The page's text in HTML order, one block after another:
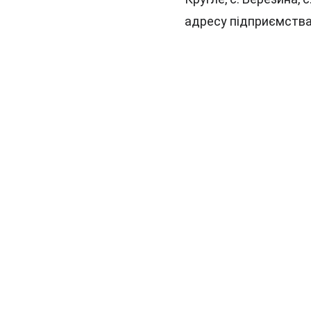
адресу